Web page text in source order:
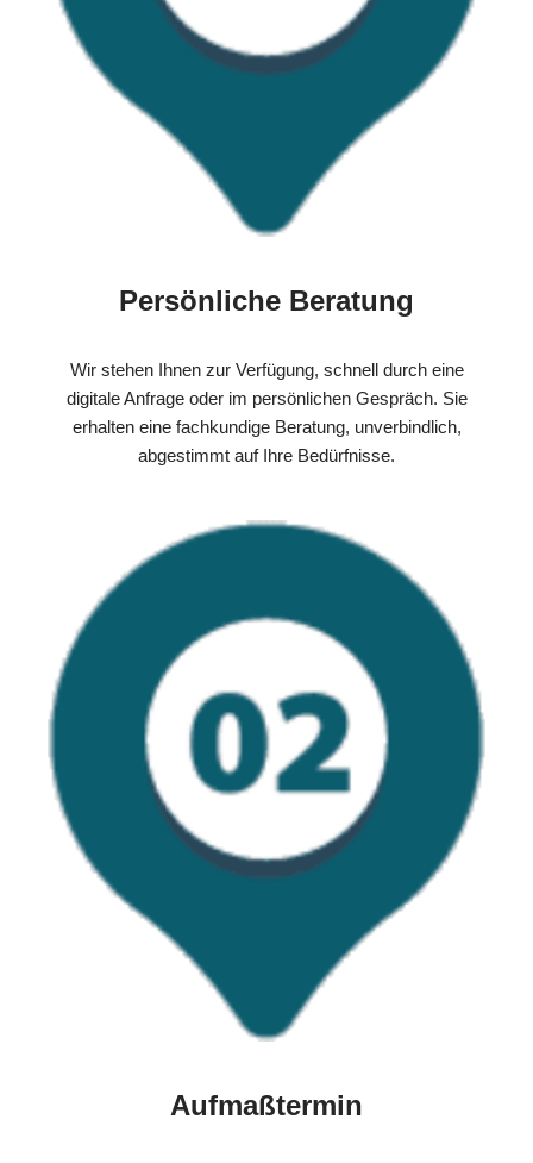
Persönliche Beratung
Wir stehen Ihnen zur Verfügung, schnell durch eine
digitale Anfrage oder im persönlichen Gespräch. Sie
erhalten eine fachkundige Beratung, unverbindlich,
abgestimmt auf Ihre Bedürfnisse.
Aufmaßtermin